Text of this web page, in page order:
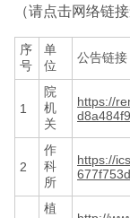
（请点击网络链
序
号
单
位
公告链接
1
院
机
关
https://
2
作
科
所
https://
植